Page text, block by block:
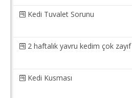
Kedi Tuvalet Sorunu
2 haftalık yavru kedim çok zayıf
Kedi Kusması